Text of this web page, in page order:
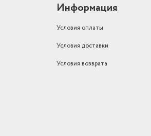
Информация
Условия оплаты
Условия доставки
Условия возврата